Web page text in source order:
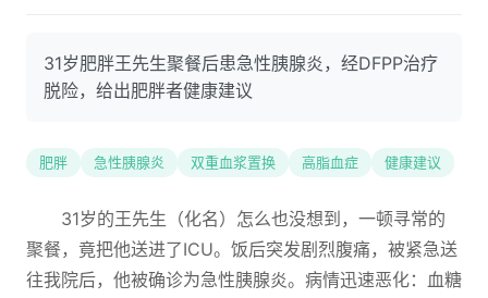
31岁肥胖王先生聚餐后患急性胰腺炎，经DFPP治疗
脱险，给出肥胖者健康建议
肥胖 急性胰腺炎 双重血浆置换 高脂血症 健康建议
31岁的王先生（化名）怎么也没想到，一顿寻常的
聚餐，竟把他送进了ICU。饭后突发剧烈腹痛，被紧急送
往我院后，他被确诊为急性胰腺炎。病情迅速恶化：血糖